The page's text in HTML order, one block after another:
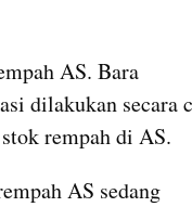
AS. Bara
dilakukan secara
rempah di AS.
AS sedang